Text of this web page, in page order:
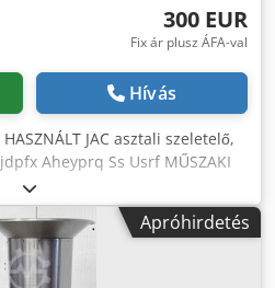
300 EUR
Fix ár plusz ÁFA-val
Hívás
HASZNÁLT JAC asztali szeletelő,
Aheyprq Ss Usrf MŰSZAKI
V. KÜLSŐ MÉRETEK (cm-ben): -
60, - hosszúság: 67. A készülék
(36-068 Bachórz,
szállítás. BESZÉLÜNK
Apróhirdetés